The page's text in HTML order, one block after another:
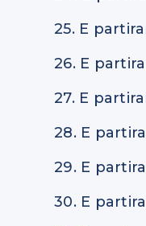
25. E
26. E
27. E
28. E
29. E
30. E